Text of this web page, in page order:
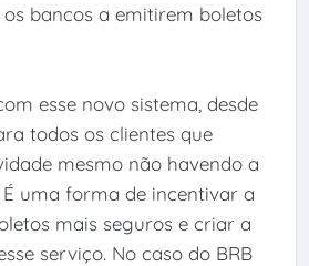
bancos a emitirem boletos
esse novo sistema, desde
todos os clientes que
mesmo não havendo a
uma forma de incentivar a
mais seguros e criar a
serviço. No caso do BRB